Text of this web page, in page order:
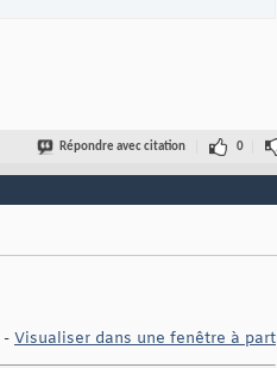
Répondre avec citation 0
- Visualiser dans une fenêtre à part